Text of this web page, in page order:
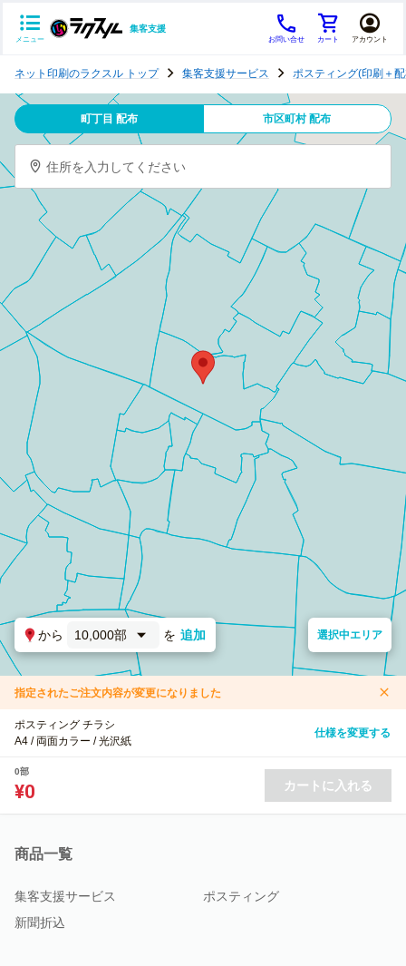
メニュー
集客支援
お問い合せ カート アカウント
テ
ン
グ
ネット印刷のラクスル トップ 集客支援サービス ポスティング(印刷＋
町丁目 配布 市区町村 配布
住所を入力してください
から 10,000部 を 追加 選択中エリア
指定されたご注文内容が変更になりました
ポスティング チラシ
A4 / 両面カラー / 光沢紙
仕様を変更する
0部
¥0 カートに入れる
商品一覧
集客支援サービス
ポスティング
新聞折込